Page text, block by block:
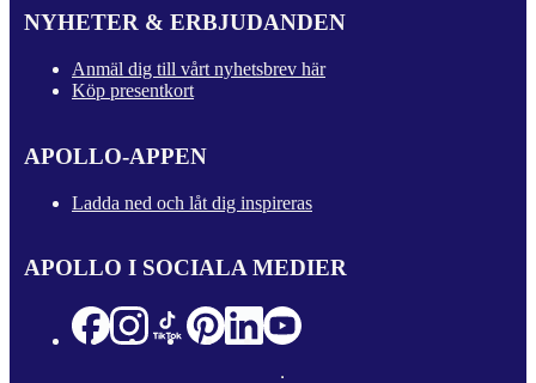
NYHETER & ERBJUDANDEN
Anmäl dig till vårt nyhetsbrev här
Köp presentkort
APOLLO-APPEN
Ladda ned och låt dig inspireras
APOLLO I SOCIALA MEDIER